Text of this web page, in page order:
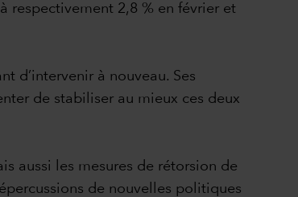
respectivement 2,8 % en février et
d’intervenir à nouveau. Ses
de stabiliser au mieux ces deux
aussi les mesures de rétorsion de
de nouvelles politiques